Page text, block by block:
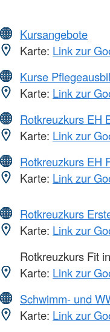
Kursangebote
Karte: Link zur
Kurse
Karte: Link zur
Rotkreuzkurs EH
Karte: Link zur
Rotkreuzkurs EH
Karte: Link zur
Rotkreuzkurs
Karte: Link zur
Rotkreuzkurs Fit
Karte: Link zur
Schwimm- und
Karte: Link zur